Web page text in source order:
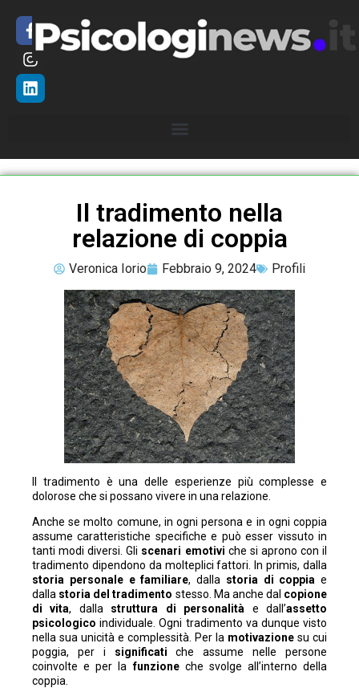
Il tradimento nella
relazione di coppia
Veronica Iorio Febbraio 9, 2024 Profili
Il tradimento è una delle esperienze più complesse e
dolorose che si possano vivere in una relazione.
Anche se molto comune, in ogni persona e in ogni coppia
assume caratteristiche specifiche e può esser vissuto in
tanti modi diversi. Gli scenari emotivi che si aprono con il
tradimento dipendono da molteplici fattori. In primis, dalla
storia personale e familiare, dalla storia di coppia e
dalla storia del tradimento stesso. Ma anche dal copione
di vita, dalla struttura di personalità e dall’assetto
psicologico individuale. Ogni tradimento va dunque visto
nella sua unicità e complessità. Per la motivazione su cui
poggia, per i significatiche assume nelle persone
coinvolte e per lafunzioneche svolge all’interno della
coppia.